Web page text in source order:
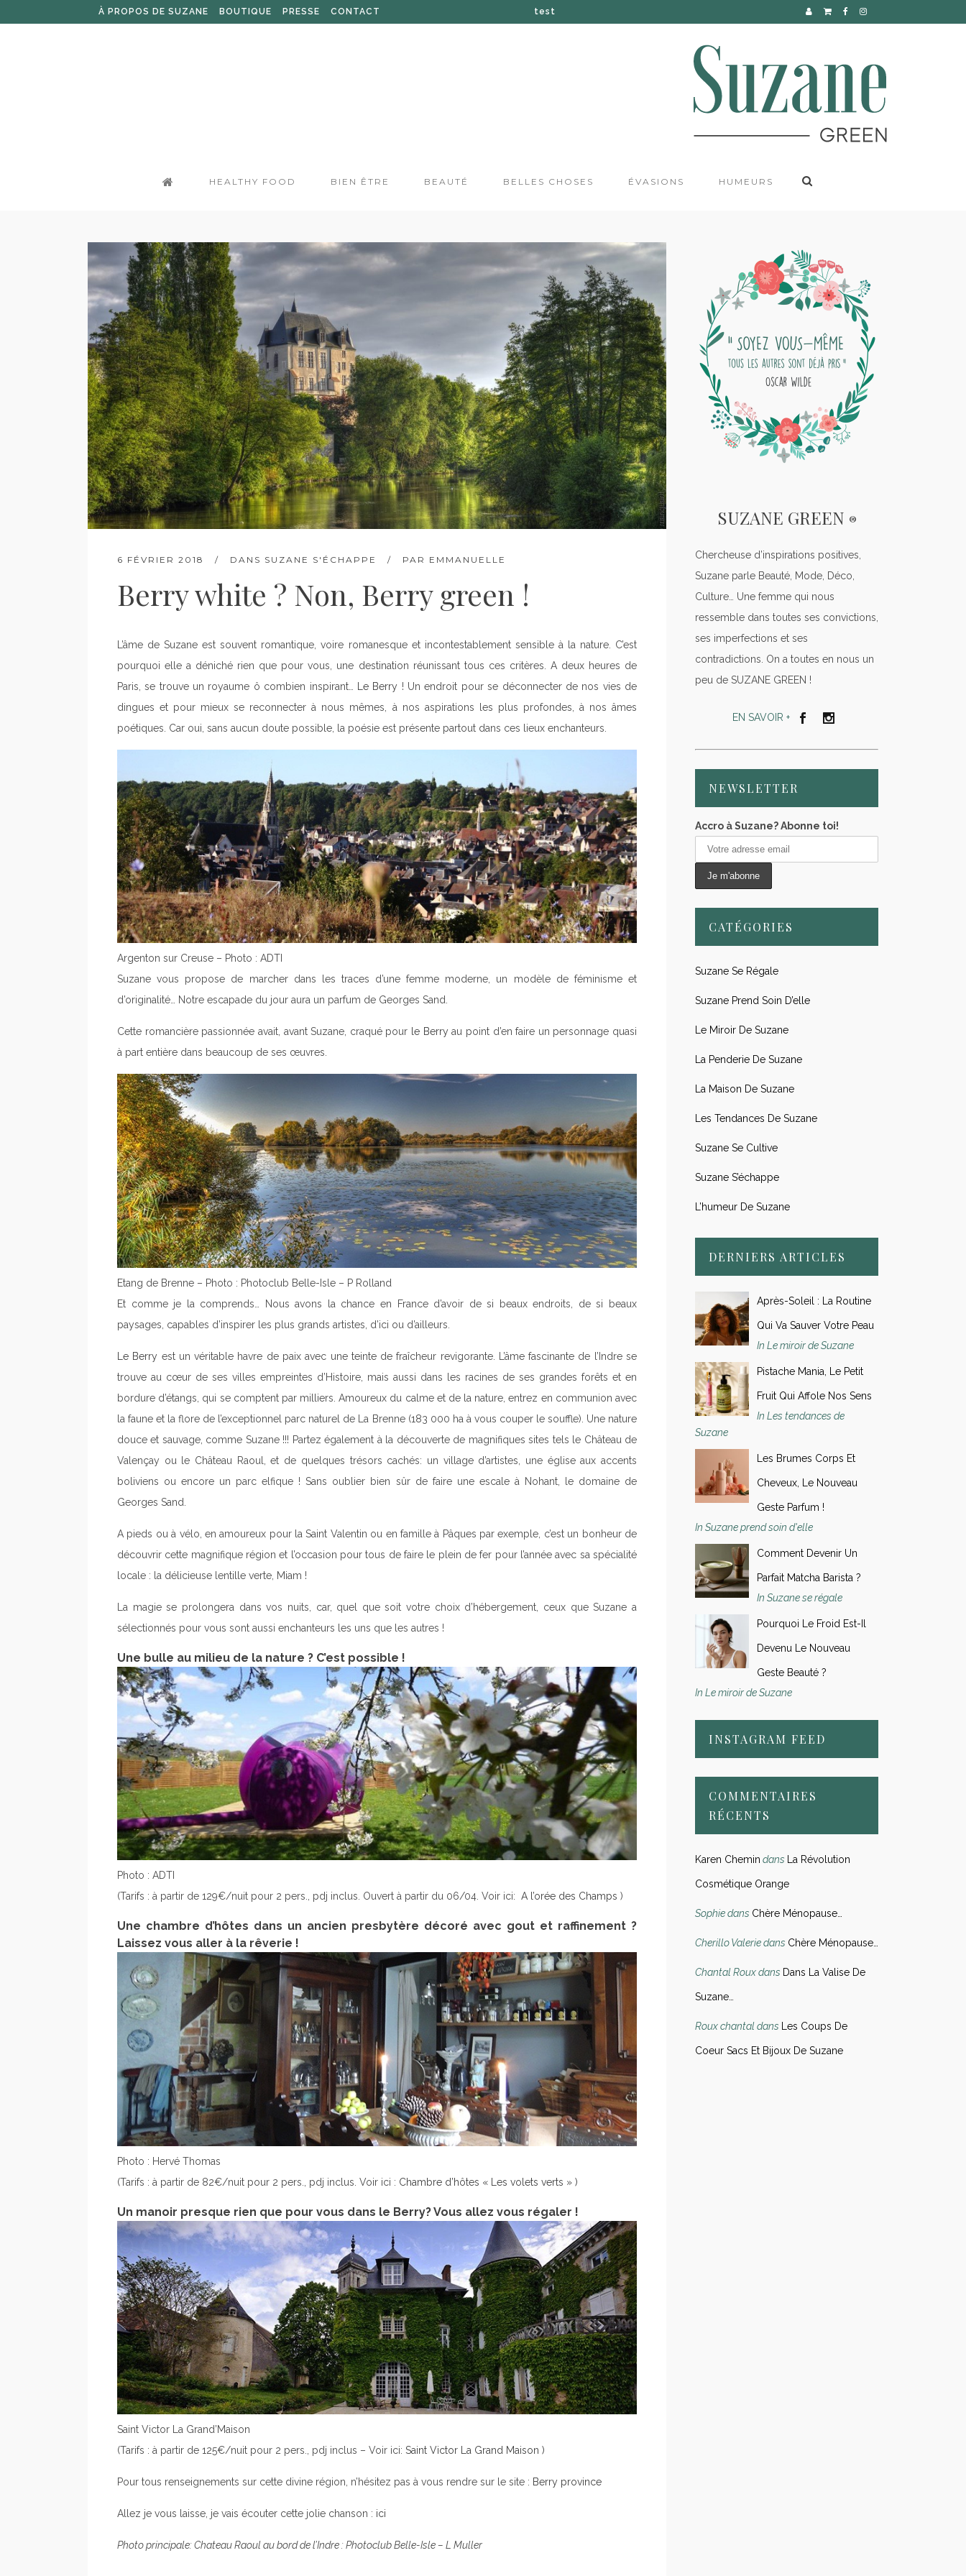
À PROPOS DE SUZANE BOUTIQUE PRESSE CONTACT test
HEALTHY FOOD BIEN ÊTRE BEAUTÉ BELLES CHOSES ÉVASIONS HUMEURS
6 FÉVRIER 2018 DANS SUZANE S'ÉCHAPPE PAR EMMANUELLE
Berry white ? Non, Berry green !
L’âme de Suzane est souvent romantique, voire romanesque et incontestablement sensible à la nature. C’est
pourquoi elle a déniché rien que pour vous, une destination réunissant tous ces critères. A deux heures de
Paris, se trouve un royaume ô combien inspirant…
Le Berry ! Un endroit pour se déconnecter de nos vies de
dingues et pour mieux se reconnecter à nous mêmes, à nos aspirations les plus profondes, à nos âmes
poétiques. Car oui, sans aucun doute possible, la poésie est présente partout dans ces lieux enchanteurs.
Argenton sur Creuse – Photo : ADTI
Suzane vous propose de marcher dans les traces d’une femme moderne, un modèle de féminisme et
d’originalité… Notre escapade du jour aura un parfum de Georges Sand.
Cette romancière passionnée avait, avant Suzane, craqué pour le Berryau point d’en faire un personnage quasi
à part entière dans beaucoup de ses œuvres.
Etang de Brenne – Photo : Photoclub Belle-Isle – P Rolland
Et comme je la comprends… Nous avons la chance en France d’avoir de si beaux endroits, de si beaux
paysages, capables d’inspirer les plus grands artistes, d’ici ou d’ailleurs.
Le Berry est un véritable havre de paix avec une teinte de fraîcheur revigorante. L’âme fascinante de l’Indre se
trouve au cœur de ses villes empreintes d’Histoire, mais aussi dans les racines de ses grandes forêts et en
bordure d’étangs, qui se comptent par milliers. Amoureux du calme et de la nature, entrez en communion avec
la faune et la flore de l’exceptionnel parc naturel de La Brenne (183 000 ha à vous couper le souffle). Une nature
douce et sauvage, comme Suzane !!! Partez également à la découverte de magnifiques sites tels le Château de
Valençay ou le Château Raoul, et de quelques trésors cachés: un village d’artistes, une église aux accents
boliviens ou encore un parc elfique ! Sans oublier bien sûr de faire une escale à Nohant, le domaine de
Georges Sand.
A pieds ou à vélo, en amoureux pour la Saint Valentin ou en famille à Pâques par exemple, c’est un bonheur de
découvrir cette magnifique région et l’occasion pour tous de faire le plein de fer pour l’année avec sa spécialité
locale : la délicieuse lentille verte, Miam !
La magie se prolongera dans vos nuits, car, quel que soit votre choix d’hébergement, ceux que Suzane a
sélectionnés pour vous sont aussi enchanteurs les uns que les autres !
Une bulle au milieu de la nature ? C’est possible !
Photo : ADTI
(Tarifs : à partir de 129€/nuit pour 2 pers., pdj inclus. Ouvert à partir du 06/04. Voir ici: A l’orée des Champs )
Une chambre d’hôtes dans un ancien presbytère décoré avec gout et raffinement ?
Laissez vous aller à la rêverie !
Photo : Hervé Thomas
(Tarifs : à partir de 82€/nuit pour 2 pers., pdj inclus. Voir ici : Chambre d’hôtes « Les volets verts » )
Un manoir presque rien que pour vous dans le Berry? Vous allez vous régaler !
Saint Victor La Grand’Maison
(Tarifs : à partir de 125€/nuit pour 2 pers., pdj inclus – Voir ici: Saint Victor La Grand Maison )
Pour tous renseignements sur cette divine région, n’hésitez pas à vous rendre sur le site : Berry province
Allez je vous laisse, je vais écouter cette jolie chanson : ici
Photo principale: Chateau Raoul au bord de l’Indre : Photoclub Belle-Isle – L Muller
SUZANE GREEN ®
Chercheuse d’inspirations positives,
Suzane parle Beauté, Mode, Déco,
Culture… Une femme qui nous
ressemble dans toutes ses convictions,
ses imperfections et ses
contradictions. On a toutes en nous un
peu de SUZANE GREEN !
EN SAVOIR +
NEWSLETTER
Accro à Suzane? Abonne toi!
CATÉGORIES
Suzane Se Régale
Suzane Prend Soin D’elle
Le Miroir De Suzane
La Penderie De Suzane
La Maison De Suzane
Les Tendances De Suzane
Suzane Se Cultive
Suzane S’échappe
L’humeur De Suzane
DERNIERS ARTICLES
Après-Soleil : La Routine
Qui Va Sauver Votre Peau
In Le miroir de Suzane
Pistache Mania, Le Petit
Fruit Qui Affole Nos Sens
In Les tendances de
Suzane
Les Brumes Corps Et
Cheveux, Le Nouveau
Geste Parfum !
In Suzane prend soin d'elle
Comment Devenir Un
Parfait Matcha Barista ?
In Suzane se régale
Pourquoi Le Froid Est-Il
Devenu Le Nouveau
Geste Beauté ?
In Le miroir de Suzane
INSTAGRAM FEED
COMMENTAIRES
RÉCENTS
Karen Chemin dans La Révolution
Cosmétique Orange
Sophiedans Chère Ménopause…
Cherillo Valeriedans Chère Ménopause…
Chantal Rouxdans Dans La Valise De
Suzane…
Roux chantaldans Les Coups De
Coeur Sacs Et Bijoux De Suzane